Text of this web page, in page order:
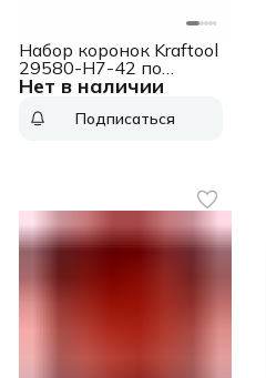
Нет в наличии
Набор коронок Kraftool
29580-H7-42 по
дереву Д=62мм
Подписаться